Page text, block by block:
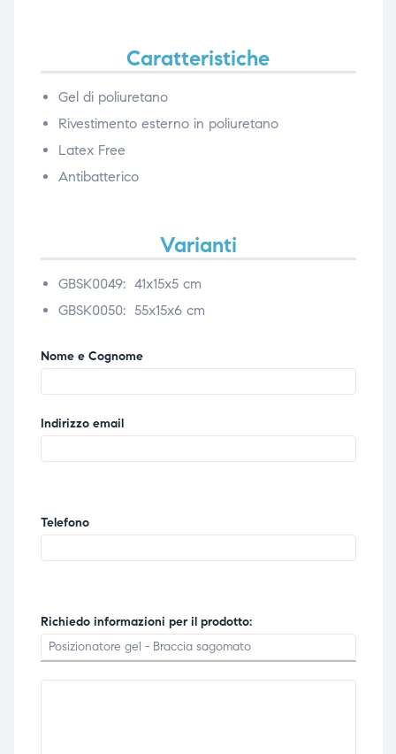
Caratteristiche
Gel di poliuretano
Rivestimento esterno in poliuretano
Latex Free
Antibatterico
Varianti
GBSK0049: 41x15x5 cm
GBSK0050: 55x15x6 cm
Nome e Cognome
Indirizzo email
Telefono
Richiedo informazioni per il prodotto: